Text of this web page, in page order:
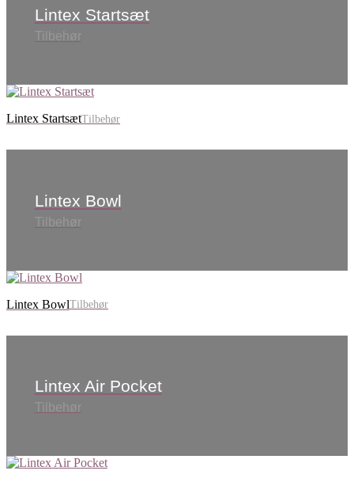
Lintex Startsæt
Tilbehør
Lintex StartsætTilbehør
Lintex Bowl
Tilbehør
Lintex BowlTilbehør
Lintex Air Pocket
Tilbehør